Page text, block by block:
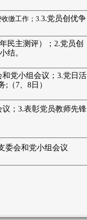
缴工作；3.3.党员创优争
民主测评）；2.党员创
结。
和党小组会议；3.党日活
;（7、8日）
；3.表彰党员教师先锋
委会和党小组会议